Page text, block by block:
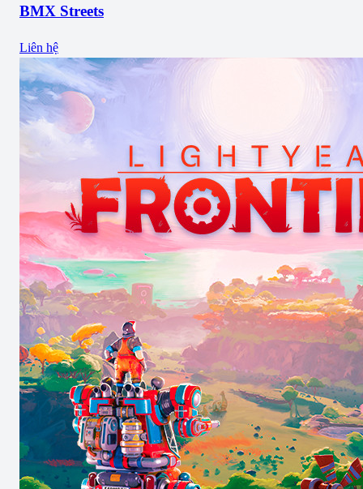
BMX Streets
Liên hệ